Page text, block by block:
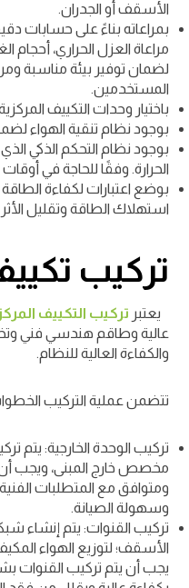
الأسقف أو الجدران.
بمراعاته بناءً على حسابات
مراعاة العزل الحراري،
لضمان توفير بيئة مناسبة
المستخدمين.
باختيار وحدات التكييف
بوجود نظام تنقية الهواء
بوجود نظام التحكم الذكي
الحرارة. وفقًا للحاجة في
بوضع اعتبارات لكفاءة
استهلاك الطاقة وتقليل الأثر
تركيب
يعتبر تركيب التكييف
عالية وطاقم هندسي فني
والكفاءة العالية للنظام.
تتضمن عملية التركيب
تركيب الوحدة الخارجية: يتم
مخصص خارج المبنى، ويجب
ومتوافق مع المتطلبات
وسهولة الصيانة.
تركيب القنوات: يتم إنشاء
الأسقف؛ لتوزيع الهواء
يجب أن يتم تركيب القنوات